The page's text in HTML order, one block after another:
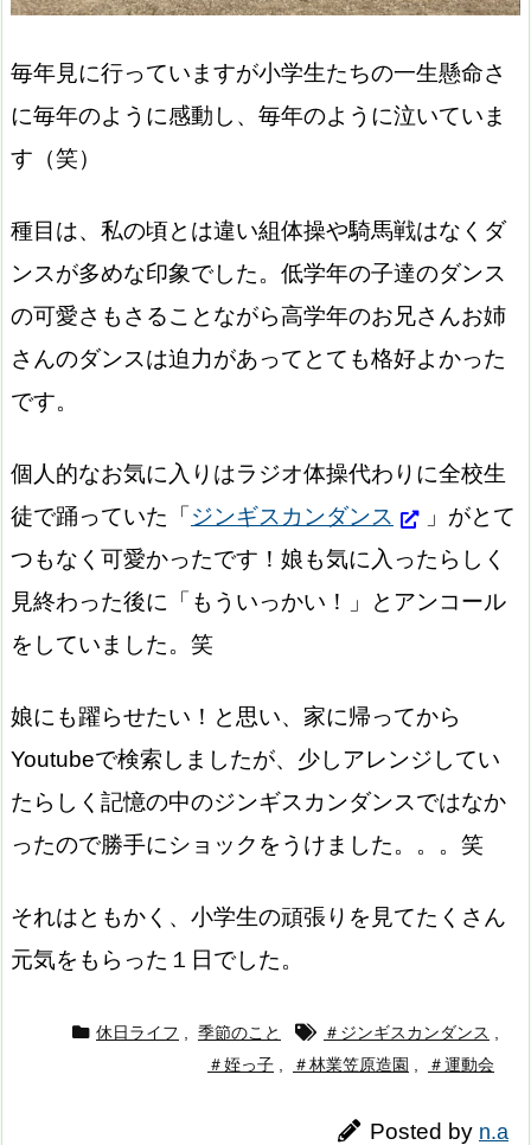
毎年見に行っていますが小学生たちの一生懸命さ
に毎年のように感動し、毎年のように泣いていま
す（笑）
種目は、私の頃とは違い組体操や騎馬戦はなくダ
ンスが多めな印象でした。低学年の子達のダンス
の可愛さもさることながら高学年のお兄さんお姉
さんのダンスは迫力があってとても格好よかった
です。
個人的なお気に入りはラジオ体操代わりに全校生
徒で踊っていた「 ジンギスカンダンス
」がとて
つもなく可愛かったです！娘も気に入ったらしく
見終わった後に「もういっかい！」とアンコール
をしていました。笑
娘にも躍らせたい！と思い、家に帰ってから
Youtubeで検索しましたが、少しアレンジしてい
たらしく記憶の中のジンギスカンダンスではなか
ったので勝手にショックをうけました。。。笑
それはともかく、小学生の頑張りを見てたくさん
元気をもらった１日でした。
休日ライフ 季節のこと ＃ジンギスカンダンス
＃姪っ子
＃林業笠原造園 ＃運動会
Posted by n.a